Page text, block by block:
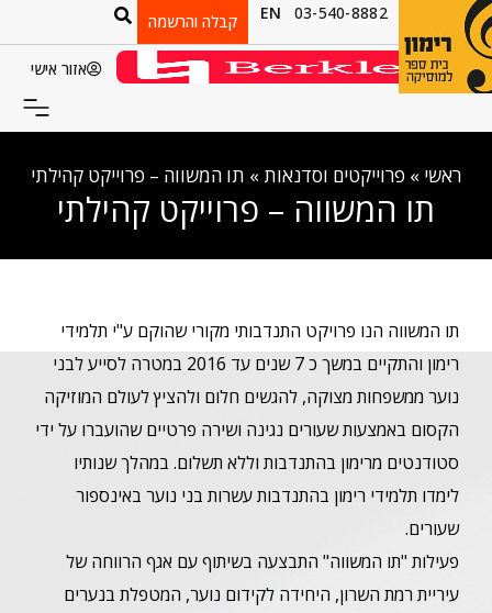
03-540-8882
EN קבלה והרשמה
אזור אישי
ראשי » פרוייקטים וסדנאות» תו המשווה – פרוייקט קהילתי
תו המשווה – פרוייקט קהילתי
תו המשווה הנו פרויקט התנדבותי מקורי שהוקם ע"י תלמידי
רימון והתקיים במשך כ 7 שנים עד 2016 במטרה לסייע לבני
נוער ממשפחות מצוקה, להגשים חלום ולהציץ לעולם המוזיקה
הקסום באמצעות שעורים נגינה ושירה פרטיים שהועברו על ידי
סטודנטים מרימון בהתנדבות וללא תשלום. במהלך שנותיו
לימדו תלמידי רימון בהתנדבות עשרות בני נוער באינספור
שעורים.
פעילות "תו המשווה" התבצעה בשיתוף עם אגף הרווחה של
עיריית רמת השרון, היחידה לקידום נוער, המטפלת בנערים